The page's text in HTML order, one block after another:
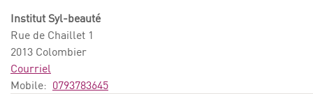
Institut Syl-beauté
Rue de Chaillet 1
2013 Colombier
Courriel
Mobile: 0793783645